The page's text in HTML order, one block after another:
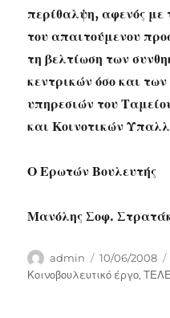
περίθαλψη, αφενός με
του απαιτούμενου
τη βελτίωση των
κεντρικών όσο και
υπηρεσιών του
και Κοινοτικών
Ο Ερωτών Βουλευτής
Μανόλης Σοφ.
Author
admin
Posted
on
10/06/2008
Κοινοβουλευτικό έργο,